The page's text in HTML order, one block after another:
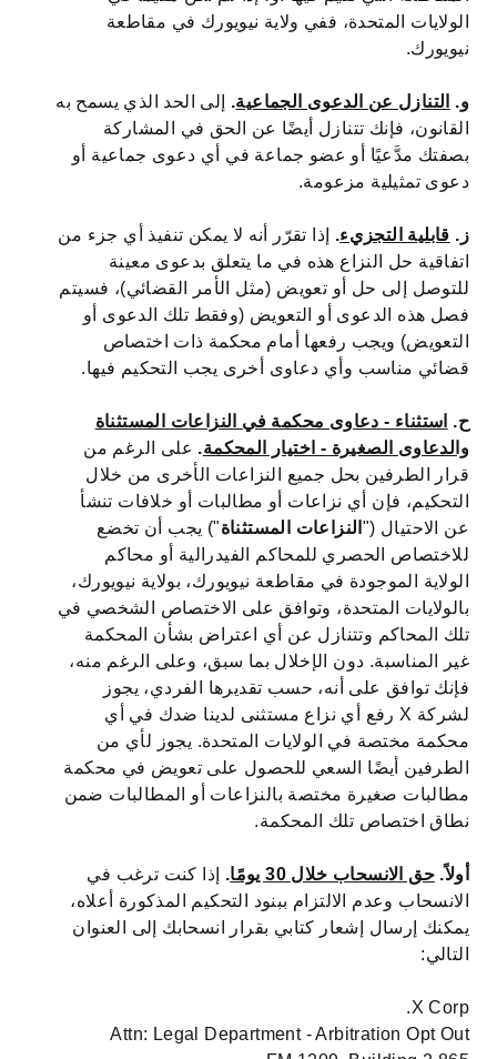
الولايات المتحدة، ففي ولاية نيويورك في مقاطعة
نيويورك.
و. التنازل عن الدعوى الجماعية.
إلى الحد الذي يسمح به
القانون، فإنك تتنازل أيضًا عن الحق في المشاركة
بصفتك مدَّعيًا أو عضو جماعة في أي دعوى جماعية أو
دعوى تمثيلية مزعومة.
ز. قابلية التجزيء. إذا تقرّر أنه لا يمكن تنفيذ أي جزء من
اتفاقية حل النزاع هذه في ما يتعلق بدعوى معينة
للتوصل إلى حل أو تعويض (مثل الأمر القضائي)، فسيتم
فصل هذه الدعوى أو التعويض (وفقط تلك الدعوى أو
التعويض) ويجب رفعها أمام محكمة ذات اختصاص
قضائي مناسب وأي دعاوى أخرى يجب التحكيم فيها.
ح. استثناء - دعاوى محكمة في النزاعات المستثناة
والدعاوى الصغيرة - اختيار المحكمة. على الرغم من
قرار الطرفين بحل جميع النزاعات الأخرى من خلال
التحكيم، فإن أي نزاعات أو مطالبات أو خلافات تنشأ
عن الاحتيال (" النزاعات المستثناة") يجب أن تخضع
للاختصاص الحصري للمحاكم الفيدرالية أو محاكم
الولاية الموجودة في مقاطعة نيويورك، بولاية نيويورك،
بالولايات المتحدة، وتوافق على الاختصاص الشخصي في
تلك المحاكم وتتنازل عن أي اعتراض بشأن المحكمة
غير المناسبة. دون الإخلال بما سبق، وعلى الرغم منه،
فإنك توافق على أنه، حسب تقديرها الفردي، يجوز
لشركة X رفع أي نزاع مستثنى لدينا ضدك في أي
محكمة مختصة في الولايات المتحدة. يجوز لأي من
الطرفين أيضًا السعي للحصول على تعويض في محكمة
مطالبات صغيرة مختصة بالنزاعات أو المطالبات ضمن
نطاق اختصاص تلك المحكمة.
أولاً. حق الانسحاب خلال 30 يومًا . إذا كنت ترغب في
الانسحاب وعدم الالتزام ببنود التحكيم المذكورة أعلاه،
يمكنك إرسال إشعار كتابي بقرار انسحابك إلى العنوان
التالي:
X Corp.
Attn: Legal Department - Arbitration Opt Out